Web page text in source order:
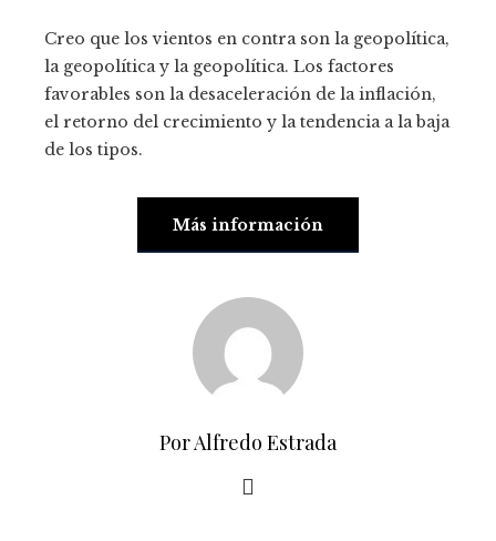
Creo que los vientos en contra son la geopolítica,
la geopolítica y la geopolítica. Los factores
favorables son la desaceleración de la inflación,
el retorno del crecimiento y la tendencia a la baja
de los tipos.
Más información
Por Alfredo Estrada